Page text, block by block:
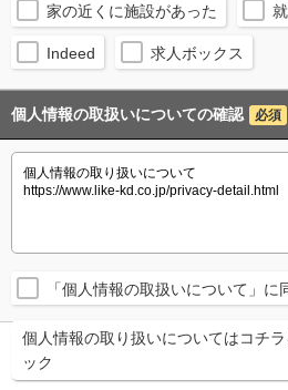
家の近くに施設があった
Indeed 求人ボックス
個人情報の取扱いについての確認 必須
「個人情報の取扱いについて」に
個人情報の取り扱いについてはコチラ
ック